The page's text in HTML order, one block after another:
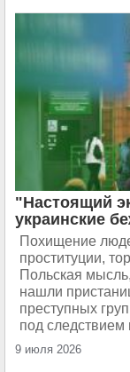
"Настоящий
украинские
Похищение
проституции,
Польская
нашли
преступных
под следствием
9 июля 2026